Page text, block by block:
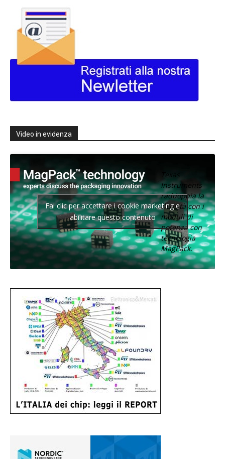
Video in evidenza
Texas
Instruments
raddoppia la
densità con i
moduli di
potenza con
tecnologia
MagPack.
Fai clic per accettare i cookie marketing e
abilitare questo contenuto